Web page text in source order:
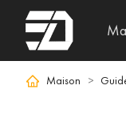
Maison >